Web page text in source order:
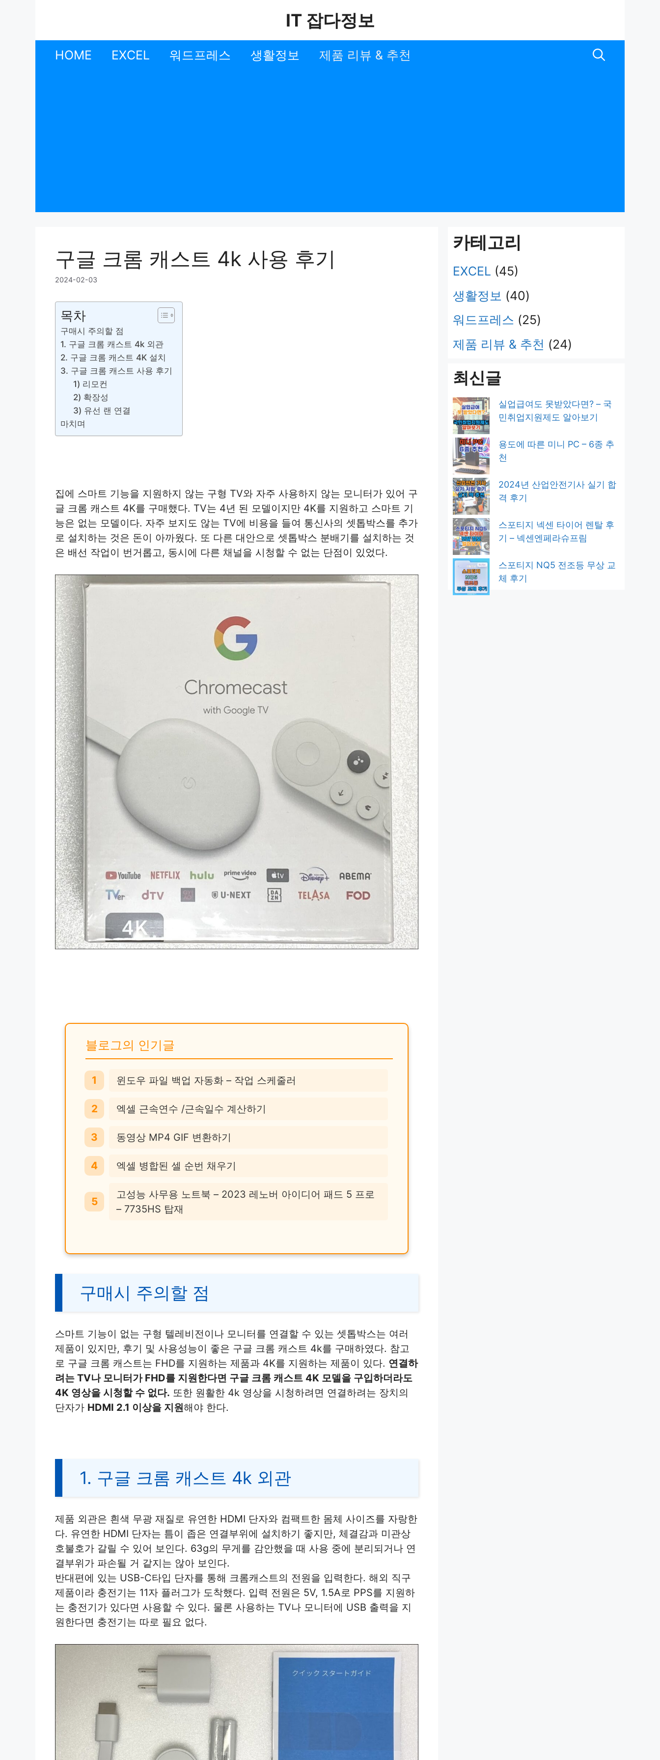
IT 잡다정보
HOME EXCEL 워드프레스 생활정보 제품 리뷰 & 추천
구글 크롬 캐스트 4k 사용 후기
2024-02-03
목차
구매시 주의할 점
1. 구글 크롬 캐스트 4k 외관
2. 구글 크롬 캐스트 4K 설치
3. 구글 크롬 캐스트 사용 후기
1) 리모컨
2) 확장성
3) 유선 랜 연결
마치며
집에 스마트 기능을 지원하지 않는 구형 TV와 자주 사용하지 않는 모니터가 있어 구
글 크롬 캐스트 4K를 구매했다. TV는 4년 된 모델이지만 4K를 지원하고 스마트 기
능은 없는 모델이다. 자주 보지도 않는 TV에 비용을 들여 통신사의 셋톱박스를 추가
로 설치하는 것은 돈이 아까웠다. 또 다른 대안으로 셋톱박스 분배기를 설치하는 것
은 배선 작업이 번거롭고, 동시에 다른 채널을 시청할 수 없는 단점이 있었다.
블로그의 인기글
윈도우 파일 백업 자동화 – 작업 스케줄러
엑셀 근속연수 /근속일수 계산하기
동영상 MP4 GIF 변환하기
엑셀 병합된 셀 순번 채우기
고성능 사무용 노트북 – 2023 레노버 아이디어 패드 5 프로
– 7735HS 탑재
구매시 주의할 점
스마트 기능이 없는 구형 텔레비전이나 모니터를 연결할 수 있는 셋톱박스는 여러
제품이 있지만, 후기 및 사용성능이 좋은 구글 크롬 캐스트 4k를 구매하였다. 참고
로 구글 크롬 캐스트는 FHD를 지원하는 제품과 4K를 지원하는 제품이 있다. 연결하
려는 TV나 모니터가 FHD를 지원한다면 구글 크롬 캐스트 4K 모델을 구입하더라도
4K 영상을 시청할 수 없다. 또한 원활한 4k 영상을 시청하려면 연결하려는 장치의
단자가 HDMI 2.1 이상을 지원해야 한다.
1. 구글 크롬 캐스트 4k 외관
제품 외관은 흰색 무광 재질로 유연한 HDMI 단자와 컴팩트한 몸체 사이즈를 자랑한
다. 유연한 HDMI 단자는 틈이 좁은 연결부위에 설치하기 좋지만, 체결감과 미관상
호불호가 갈릴 수 있어 보인다. 63g의 무게를 감안했을 때 사용 중에 분리되거나 연
결부위가 파손될 거 같지는 않아 보인다.
반대편에 있는 USB-C타입 단자를 통해 크롬캐스트의 전원을 입력한다. 해외 직구
제품이라 충전기는 11자 플러그가 도착했다. 입력 전원은 5V, 1.5A로 PPS를 지원하
는 충전기가 있다면 사용할 수 있다. 물론 사용하는 TV나 모니터에 USB 출력을 지
원한다면 충전기는 따로 필요 없다.
카테고리
EXCEL (45)
생활정보 (40)
워드프레스 (25)
제품 리뷰 & 추천 (24)
최신글
실업급여도 못받았다면? – 국
민취업지원제도 알아보기
용도에 따른 미니 PC – 6종 추
천
2024년 산업안전기사 실기 합
격 후기
스포티지 넥센 타이어 렌탈 후
기 – 넥센엔페라슈프림
스포티지 NQ5 전조등 무상 교
체 후기